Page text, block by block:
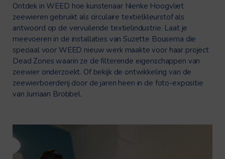
Ontdek in WEED hoe kunstenaar Nienke Hoogvliet
zeewieren gebruikt als circulaire textielkleurstof als
antwoord op de vervuilende textielindustrie. Laat je
meevoeren in de installaties van Suzette Bousema die
speciaal voor WEED nieuw werk maakte voor haar project
Dead Zones waarin ze de filterende eigenschappen van
zeewier onderzoekt. Of bekijk de ontwikkeling van de
zeewierboerderij door de jaren heen in de foto-expositie
van Jurriaan Brobbel.